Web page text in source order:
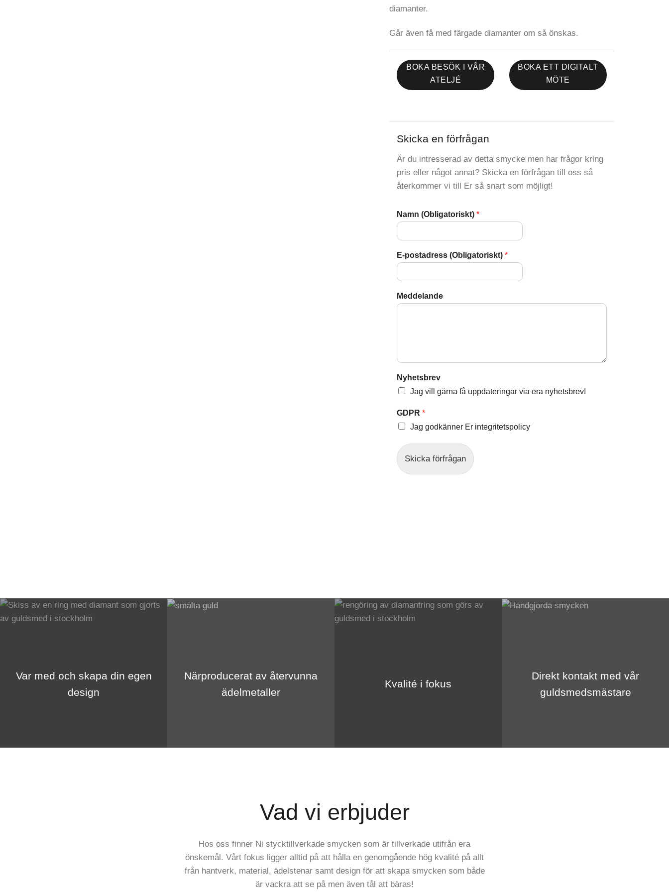
diamanter.
Går även få med färgade diamanter om så önskas.
BOKA BESÖK I VÅR
ATELJÉ
BOKA ETT DIGITALT
MÖTE
Skicka en förfrågan
Är du intresserad av detta smycke men har frågor kring
pris eller något annat? Skicka en förfrågan till oss så
återkommer vi till Er så snart som möjligt!
Namn (Obligatoriskt)*
E-postadress (Obligatoriskt)*
Meddelande
Nyhetsbrev
Jag vill gärna få uppdateringar via era nyhetsbrev!
GDPR*
Jag godkänner Er integritetspolicy
Skicka förfrågan
Var med och skapa din egen
design
Närproducerat av återvunna
ädelmetaller
Kvalité i fokus
Direkt kontakt med vår
guldsmedsmästare
Vad vi erbjuder
Hos oss finner Ni stycktillverkade smycken som är tillverkade utifrån era
önskemål. Vårt fokus ligger alltid på att hålla en genomgående hög kvalité på allt
från hantverk, material, ädelstenar samt design för att skapa smycken som både
är vackra att se på men även tål att bäras!